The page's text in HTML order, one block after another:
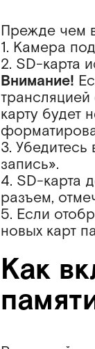
Прежде чем
1. Камера
2. SD-карта
Внимание!
карту будет
3.
запись».
4. SD-карта
разъем,
5. Если
новых карт
Как